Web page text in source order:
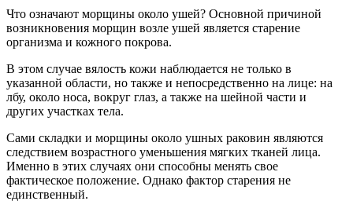
Что означают морщины около ушей? Основной причиной
возникновения морщин возле ушей является старение
организма и кожного покрова.
В этом случае вялость кожи наблюдается не только в
указанной области, но также и непосредственно на лице: на
лбу, около носа, вокруг глаз, а также на шейной части и
других участках тела.
Сами складки и морщины около ушных раковин являются
следствием возрастного уменьшения мягких тканей лица.
Именно в этих случаях они способны менять свое
фактическое положение. Однако фактор старения не
единственный.